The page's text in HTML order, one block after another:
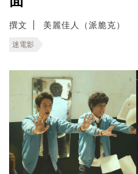
撰文 美麗佳人（派脆克）
迷電影